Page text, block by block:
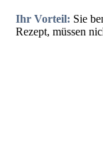
Ihr Vorteil: Sie
Rezept, müssen